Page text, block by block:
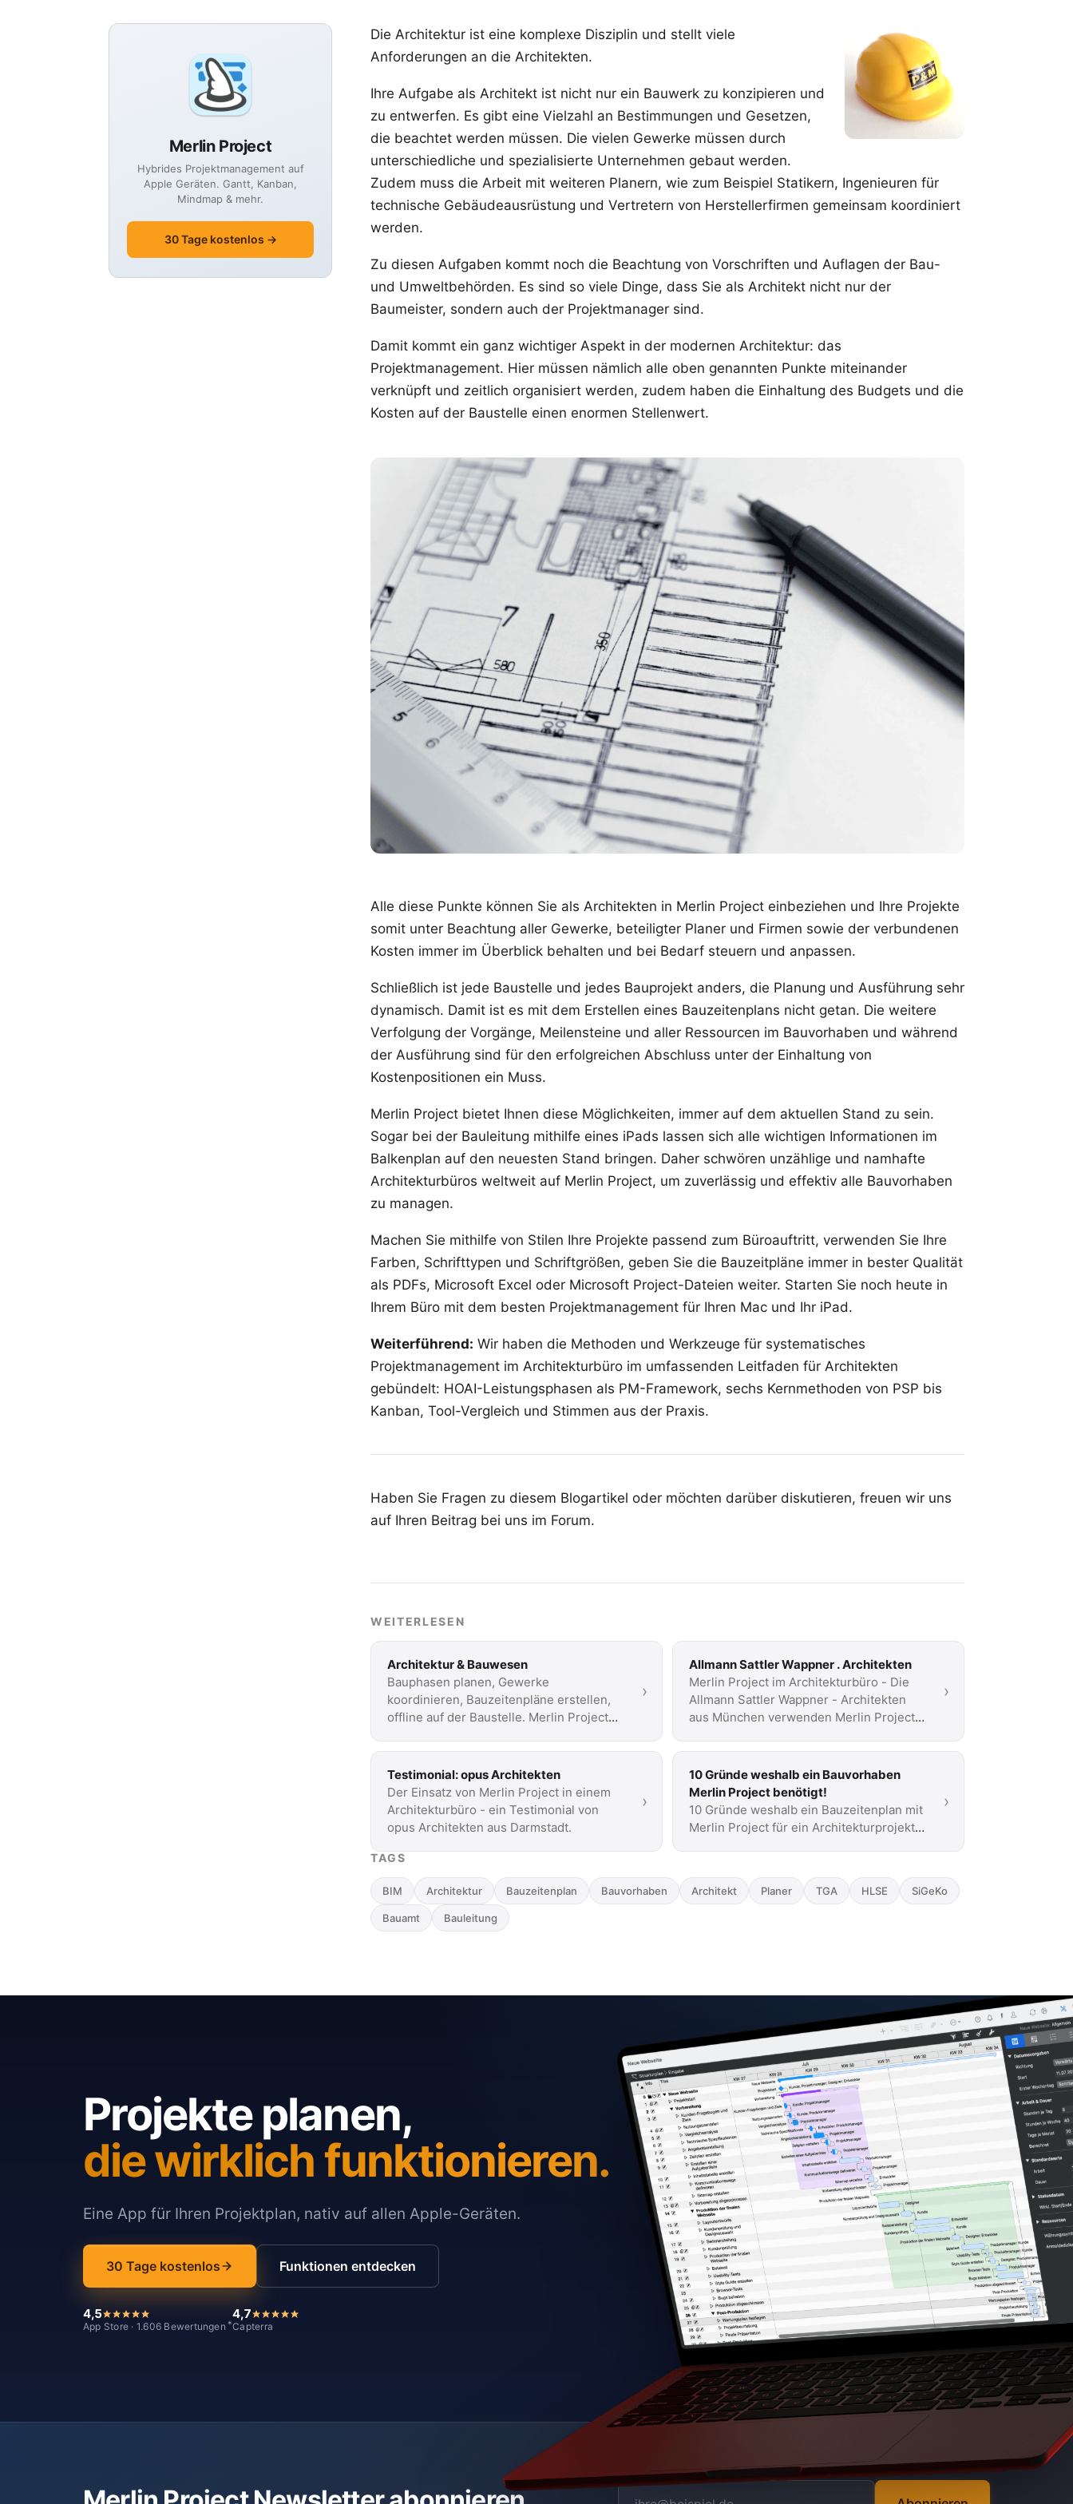
Merlin Project
Hybrides Projektmanagement auf
Apple Geräten. Gantt, Kanban,
Mindmap & mehr.
30 Tage kostenlos →
Die Architektur ist eine komplexe Disziplin und stellt viele
Anforderungen an die Architekten.
Ihre Aufgabe als Architekt ist nicht nur ein Bauwerk zu konzipieren und
zu entwerfen. Es gibt eine Vielzahl an Bestimmungen und Gesetzen,
die beachtet werden müssen. Die vielen Gewerke müssen durch
unterschiedliche und spezialisierte Unternehmen gebaut werden.
Zudem muss die Arbeit mit weiteren Planern, wie zum Beispiel Statikern, Ingenieuren für
technische Gebäudeausrüstung und Vertretern von Herstellerfirmen gemeinsam koordiniert
werden.
Zu diesen Aufgaben kommt noch die Beachtung von Vorschriften und Auflagen der Bau-
und Umweltbehörden. Es sind so viele Dinge, dass Sie als Architekt nicht nur der
Baumeister, sondern auch der Projektmanager sind.
Damit kommt ein ganz wichtiger Aspekt in der modernen Architektur: das
Projektmanagement. Hier müssen nämlich alle oben genannten Punkte miteinander
verknüpft und zeitlich organisiert werden, zudem haben die Einhaltung des Budgets und die
Kosten auf der Baustelle einen enormen Stellenwert.
Alle diese Punkte können Sie als Architekten in Merlin Project einbeziehen und Ihre Projekte
somit unter Beachtung aller Gewerke, beteiligter Planer und Firmen sowie der verbundenen
Kosten immer im Überblick behalten und bei Bedarf steuern und anpassen.
Schließlich ist jede Baustelle und jedes Bauprojekt anders, die Planung und Ausführung sehr
dynamisch. Damit ist es mit dem Erstellen eines Bauzeitenplans nicht getan. Die weitere
Verfolgung der Vorgänge, Meilensteine und aller Ressourcen im Bauvorhaben und während
der Ausführung sind für den erfolgreichen Abschluss unter der Einhaltung von
Kostenpositionen ein Muss.
Merlin Project bietet Ihnen diese Möglichkeiten, immer auf dem aktuellen Stand zu sein.
Sogar bei der Bauleitung mithilfe eines iPads lassen sich alle wichtigen Informationen im
Balkenplan auf den neuesten Stand bringen. Daher schwören unzählige und namhafte
Architekturbüros weltweit auf Merlin Project, um zuverlässig und effektiv alle Bauvorhaben
zu managen.
Machen Sie mithilfe von Stilen Ihre Projekte passend zum Büroauftritt, verwenden Sie Ihre
Farben, Schrifttypen und Schriftgrößen, geben Sie die Bauzeitpläne immer in bester Qualität
als PDFs, Microsoft Excel oder Microsoft Project-Dateien weiter. Starten Sie noch heute in
Ihrem Büro mit dem besten Projektmanagement für Ihren Mac und Ihr iPad.
Weiterführend: Wir haben die Methoden und Werkzeuge für systematisches
Projektmanagement im Architekturbüro im umfassenden Leitfaden für Architekten
gebündelt: HOAI-Leistungsphasen als PM-Framework, sechs Kernmethoden von PSP bis
Kanban, Tool-Vergleich und Stimmen aus der Praxis.
Haben Sie Fragen zu diesem Blogartikel oder möchten darüber diskutieren, freuen wir uns
auf Ihren Beitrag bei uns im Forum.
WEITERLESEN
Architektur & Bauwesen
Bauphasen planen, Gewerke
koordinieren, Bauzeitenpläne erstellen,
offline auf der Baustelle. Merlin Project
›
Allmann Sattler Wappner . Architekten
Merlin Project im Architekturbüro - Die
Allmann Sattler Wappner - Architekten
aus München verwenden Merlin Project
›
Testimonial: opus Architekten
Der Einsatz von Merlin Project in einem
Architekturbüro - ein Testimonial von
opus Architekten aus Darmstadt.
›
10 Gründe weshalb ein Bauvorhaben
Merlin Project benötigt!
10 Gründe weshalb ein Bauzeitenplan mit
Merlin Project für ein Architekturprojekt
›
TAGS
BIM Architektur Bauzeitenplan Bauvorhaben Architekt Planer TGA HLSE SiGeKo
Bauamt Bauleitung
Projekte planen,
die wirklich funktionieren.
Eine App für Ihren Projektplan, nativ auf allen Apple-Geräten.
30 Tage kostenlos Funktionen entdecken
4,5
App Store · 1.606 Bewertungen *
4,7
Capterra